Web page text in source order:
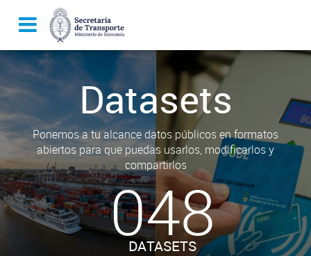
Datasets
Ponemos a tu alcance datos públicos en formatos
abiertos para que puedas usarlos, modificarlos y
compartirlos
048
DATASETS